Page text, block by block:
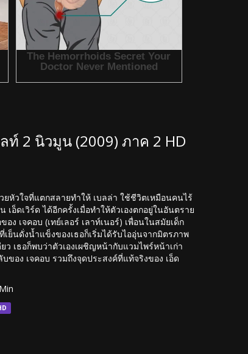
ท์ 2 นิวมูน (2009) ภาค 2 HD
ยหัวใจที่แตกสลายทำให้ เบลล่า ใช้ชีวิตเหมือนคนไร้
อ็ดเวิร์ด ได้อีกครั้งเมื่อทำให้ตัวเองตกอยู่ในอันตราย
ง เจคอบ (เทย์เลอร์ เลาท์เนอร์) เพื่อนในสมัยเด็ก
ย็นดั่งน้ำแข็งของเธอก็เริ่มได้รับไออุ่นจากมิตรภาพ
เธอก็พบว่าตัวเองเผชิญหน้ากับแวมไพร์หน้าเก่า
ของ เจคอบ รวมถึงจุดประสงค์ที่แท้จริงของ เอ็ด